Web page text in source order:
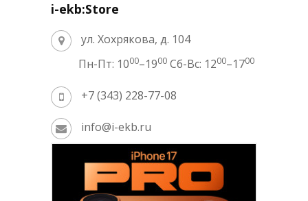
i-ekb:Store
ул. Хохрякова, д. 104
Пн-Пт: 1000–1900 Сб-Вс: 1200–1700
+7 (343) 228-77-08
info@i-ekb.ru